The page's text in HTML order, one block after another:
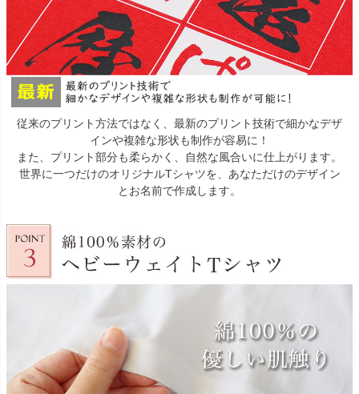
従来のプリント方法ではなく、最新のプリント技術で細かなデザ
インや複雑な形状も制作が容易に！
また、プリント部分も柔らかく、自然な風合いに仕上がります。
世界に一つだけのオリジナルTシャツを、あなただけのデザイン
とお名前で作成します。